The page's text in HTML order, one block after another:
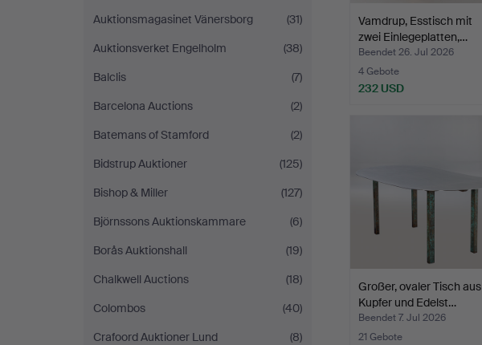
Auktionsmagasinet Vänersborg
(31)
Auktionsverket Engelholm
(38)
Balclis
(7)
Barcelona Auctions
(2)
Batemans of Stamford
(2)
Bidstrup Auktioner
(125)
Bishop & Miller
(127)
Björnssons Auktionskammare
(6)
Borås Auktionshall
(19)
Chalkwell Auctions
(18)
Colombos
(40)
Crafoord Auktioner Lund
(8)
Vamdrup, Esstisch mit
zwei Einlegeplatten,…
Beendet 26. Jul 2026
4 Gebote
232 USD
Großer, ovaler Tisch aus
Kupfer und Edelst…
Beendet 7. Jul 2026
21 Gebote